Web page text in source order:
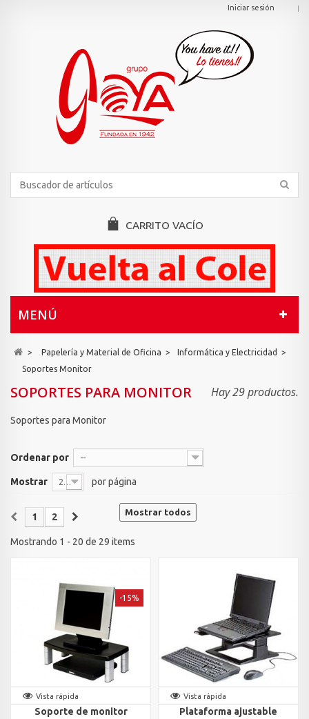
Iniciar sesión
CARRITO VACÍO
MENÚ
> Papelería y Material de Oficina > Informática y Electricidad
>
Soportes Monitor
SOPORTES PARA MONITOR Hay 29 productos.
Soportes para Monitor
Ordenar por --
Mostrar 20 por página
Mostrar todos
1 2
Mostrando 1 - 20 de 29 items
Vista rápida
Soporte de monitor
-15%
Vista rápida
Plataforma ajustable